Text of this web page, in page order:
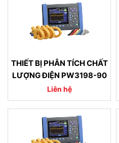
THIẾT BỊ PHÂN TÍCH CHẤT
LƯỢNG ĐIỆN PW3198-90
Liên hệ